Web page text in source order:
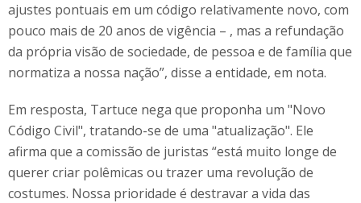
ajustes pontuais em um código relativamente novo, com
pouco mais de 20 anos de vigência – , mas a refundação
da própria visão de sociedade, de pessoa e de família que
normatiza a nossa nação”, disse a entidade, em nota.
Em resposta, Tartuce nega que proponha um "Novo
Código Civil", tratando-se de uma "atualização". Ele
afirma que a comissão de juristas “está muito longe de
querer criar polêmicas ou trazer uma revolução de
costumes. Nossa prioridade é destravar a vida das